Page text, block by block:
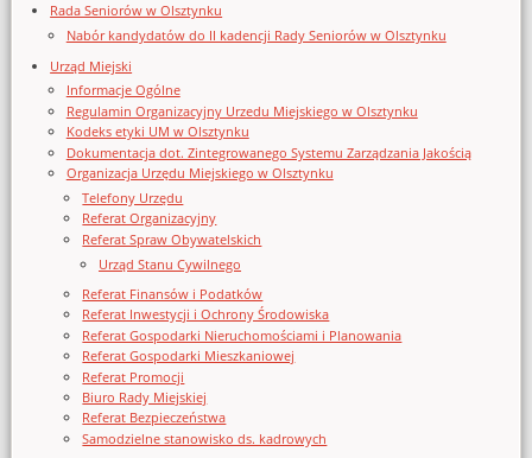
Rada Seniorów w Olsztynku
Nabór kandydatów do II kadencji Rady Seniorów w Olsztynku
Urząd Miejski
Informacje Ogólne
Regulamin Organizacyjny Urzedu Miejskiego w Olsztynku
Kodeks etyki UM w Olsztynku
Dokumentacja dot. Zintegrowanego Systemu Zarządzania Jakością
Organizacja Urzędu Miejskiego w Olsztynku
Telefony Urzędu
Referat Organizacyjny
Referat Spraw Obywatelskich
Urząd Stanu Cywilnego
Referat Finansów i Podatków
Referat Inwestycji i Ochrony Środowiska
Referat Gospodarki Nieruchomościami i Planowania
Referat Gospodarki Mieszkaniowej
Referat Promocji
Biuro Rady Miejskiej
Referat Bezpieczeństwa
Samodzielne stanowisko ds. kadrowych